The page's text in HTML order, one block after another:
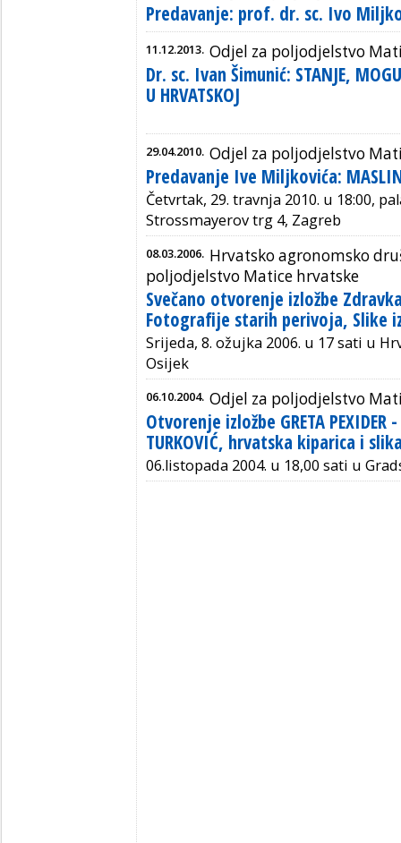
Predavanje: prof. dr. sc. Ivo
11.12.2013. Odjel za poljodjelstvo
Dr. sc. Ivan Šimunić: STANJE,
U HRVATSKOJ
29.04.2010. Odjel za poljodjelstvo
Predavanje Ive Miljkovića:
Četvrtak, 29. travnja 2010. u 18:00,
Strossmayerov trg 4, Zagreb
08.03.2006. Hrvatsko agronomsko
poljodjelstvo Matice hrvatske
Svečano otvorenje izložbe
Fotografije starih perivoja, Slike
Srijeda, 8. ožujka 2006. u 17 sati u
Osijek
06.10.2004. Odjel za poljodjelstvo
Otvorenje izložbe GRETA PEXIDER
TURKOVIĆ, hrvatska kiparica i
06.listopada 2004. u 18,00 sati u